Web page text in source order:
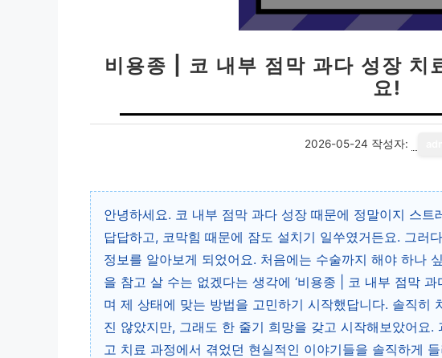
비용종 | 코 내부 점막 과다 성장 치
요!
2026-05-24 작성자:
안녕하세요. 코 내부 점막 과다 성장 때문에 정말이지 스트
답답하고, 코막힘 때문에 잠도 설치기 일쑤였거든요. 그러
정보를 알아보게 되었어요. 처음에는 수술까지 해야 하나
을 참고 살 수는 없겠다는 생각에 ‘비용종 | 코 내부 점막
며 제 상태에 맞는 방법을 고민하기 시작했답니다. 솔직히
진 않았지만, 그래도 한 줄기 희망을 갖고 시작해보았어요
고 치료 과정에서 겪었던 현실적인 이야기들을 솔직하게